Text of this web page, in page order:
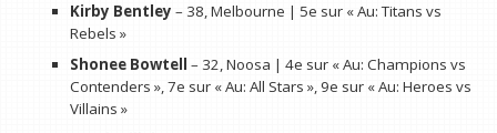
Kirby Bentley – 38, Melbourne | 5e sur « Au: Titans vs
Rebels »
Shonee Bowtell
– 32, Noosa | 4e sur « Au: Champions vs
Contenders », 7e sur « Au: All Stars », 9e sur « Au: Heroes vs
Villains »